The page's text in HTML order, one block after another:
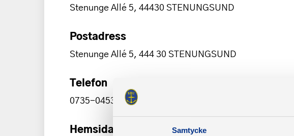
Samtycke
Stenunge Allé 5, 44430 STENUNGSUND
Postadress
Stenunge Allé 5, 444 30 STENUNGSUND
Telefon
0735-045331
Hemsida